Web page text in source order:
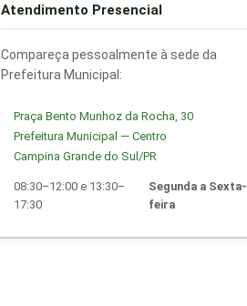
Atendimento Presencial
Compareça pessoalmente à sede da
Prefeitura Municipal:
Praça Bento Munhoz da Rocha, 30
Prefeitura Municipal — Centro
Campina Grande do Sul/PR
08:30–12:00 e 13:30–
17:30
Segunda a Sexta-
feira